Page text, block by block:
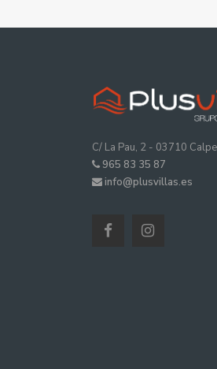
C/ La Pau, 2 - 03710
965 83 35 87
info@plusvillas.es